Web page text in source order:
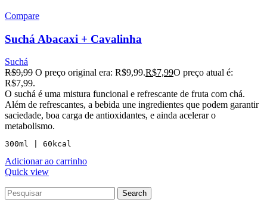
Compare
Suchá Abacaxi + Cavalinha
Suchá
R$9,99 O preço original era: R$9,99.R$7,99O preço atual é:
R$7,99.
O suchá é uma mistura funcional e refrescante de fruta com chá.
Além de refrescantes, a bebida une ingredientes que podem garantir
saciedade, boa carga de antioxidantes, e ainda acelerar o
metabolismo.
300ml | 60kcal
Adicionar ao carrinho
Quick view
Search